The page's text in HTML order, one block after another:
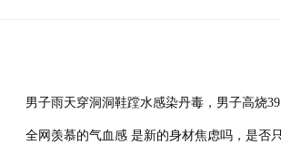
男
全网羡慕的气血感 是新的身材焦虑吗，是否